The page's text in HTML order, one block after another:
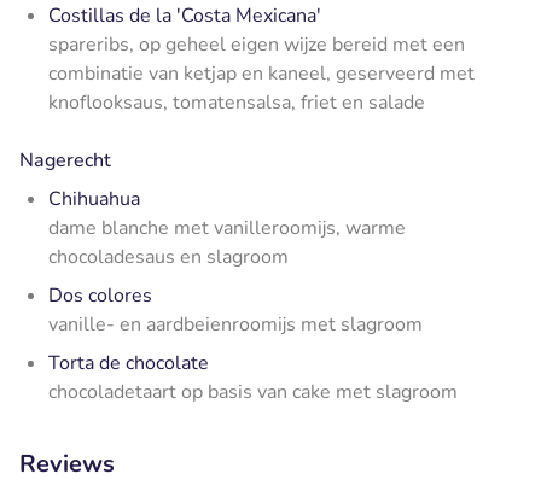
Costillas de la 'Costa Mexicana'
spareribs, op geheel eigen wijze bereid met een
combinatie van ketjap en kaneel, geserveerd met
knoflooksaus, tomatensalsa, friet en salade
Nagerecht
Chihuahua
dame blanche met vanilleroomijs, warme
chocoladesaus en slagroom
Dos colores
vanille- en aardbeienroomijs met slagroom
Torta de chocolate
chocoladetaart op basis van cake met slagroom
Reviews